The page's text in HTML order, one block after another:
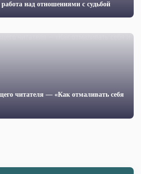
над отношениями с судьбой
читателя — «Как отмаливать себя